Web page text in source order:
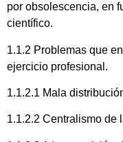
por obsolescencia, en
científico.
1.1.2 Problemas que
ejercicio profesional.
1.1.2.1 Mala
1.1.2.2 Centralismo de